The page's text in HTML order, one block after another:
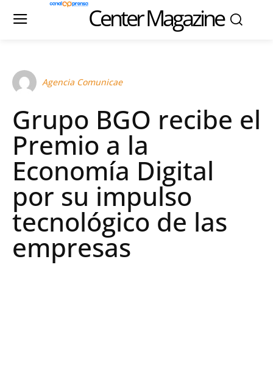
Center Magazine
Agencia Comunicae
Grupo BGO recibe el
Premio a la
Economía Digital
por su impulso
tecnológico de las
empresas